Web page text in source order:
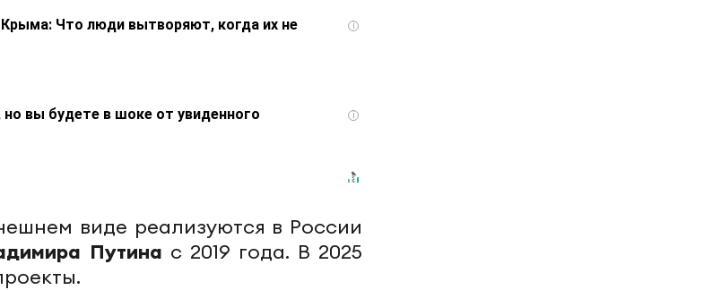
i
Что люди вытворяют, когда их не
i
но вы будете в шоке от увиденного
виде реализуются в России
Путина с 2019 года. В 2025